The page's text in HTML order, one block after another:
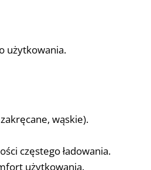
użytkowania.
wąskie).
częstego ładowania.
użytkowania.